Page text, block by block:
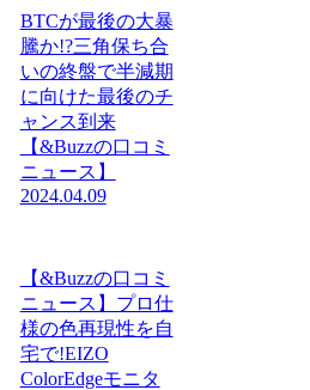
BTCが最後の大暴
騰か!?三角保ち合
いの終盤で半減期
に向けた最後のチ
ャンス到来
【&Buzzの口コミ
ニュース】
2024.04.09
【&Buzzの口コミ
ニュース】プロ仕
様の色再現性を自
宅で!EIZO
ColorEdgeモニタ